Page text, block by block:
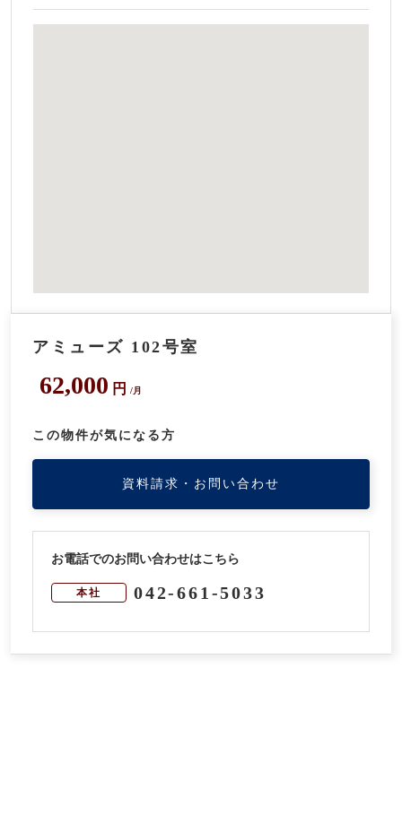
アミューズ 102号室
62,000 円 /月
この物件が気になる方
資料請求・お問い合わせ
お電話でのお問い合わせはこちら
本社 042-661-5033